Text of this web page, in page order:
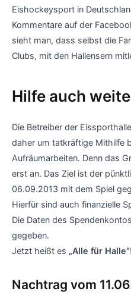
Eishockeysport in
Kommentare auf der
sieht man, dass selbst die
Clubs, mit den Hallensern
Hilfe auch
Die Betreiber der
daher um tatkräftige Mithilfe
Aufräumarbeiten. Denn das
erst an. Das Ziel ist der
06.09.2013 mit dem Spiel
Hierfür sind auch finanzielle
Die Daten des
gegeben.
Jetzt heißt es „Alle für Halle“!
Nachtrag vom